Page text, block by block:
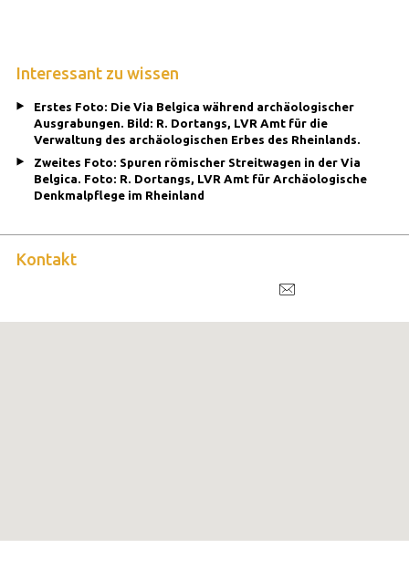
Interessant zu wissen
Erstes Foto: Die Via Belgica während archäologischer
Ausgrabungen. Bild: R. Dortangs, LVR Amt für die
Verwaltung des archäologischen Erbes des Rheinlands.
Zweites Foto: Spuren römischer Streitwagen in der Via
Belgica. Foto: R. Dortangs, LVR Amt für Archäologische
Denkmalpflege im Rheinland
Kontakt